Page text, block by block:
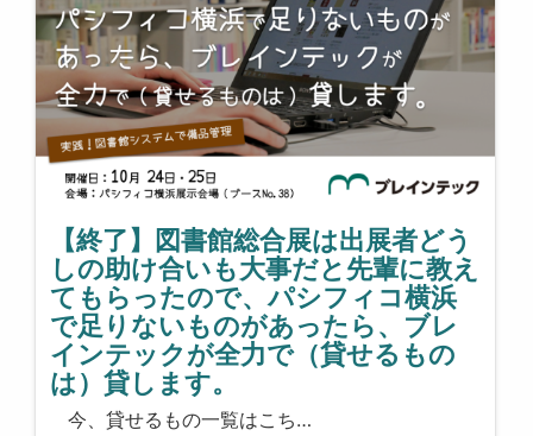
【終了】図書館総合展は出展者どう
しの助け合いも大事だと先輩に教え
てもらったので、パシフィコ横浜
で足りないものがあったら、ブレ
インテックが全力で（貸せるもの
は）貸します。
今、貸せるもの一覧はこち…